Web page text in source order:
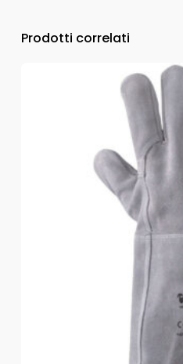
Prodotti correlati